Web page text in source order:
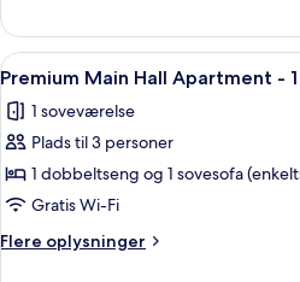
lejlighed
2
Indlæs
alle
billeder
af
Premium
Main
Hall
Apartment
Et
7
Premium Main Hall Apartment -
1 soveværelse
Plads til 3 personer
1 dobbeltseng og 1 sovesofa
Gratis Wi-Fi
Flere oplysninger
Flere